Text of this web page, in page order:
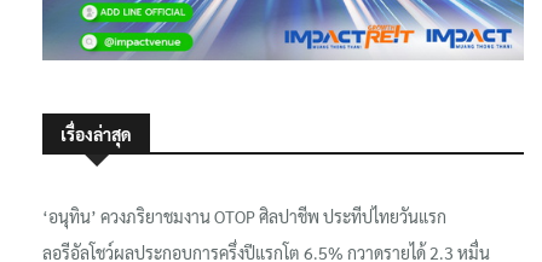
เรื่องล่าสุด
‘อนุทิน’ ควงภริยาชมงาน OTOP ศิลปาชีพ ประทีปไทยวันแรก
ลอรีอัลโชว์ผลประกอบการครึ่งปีแรกโต 6.5% กวาดรายได้ 2.3 หมื่น